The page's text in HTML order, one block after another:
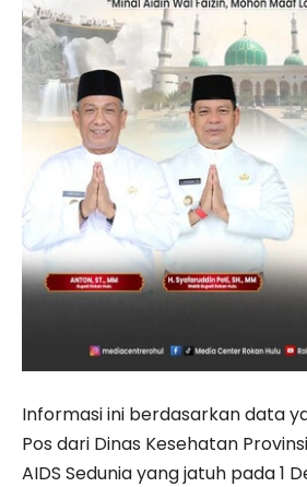
Informasi ini berdasarkan data
Pos dari Dinas Kesehatan
AIDS Sedunia yang jatuh pada 1